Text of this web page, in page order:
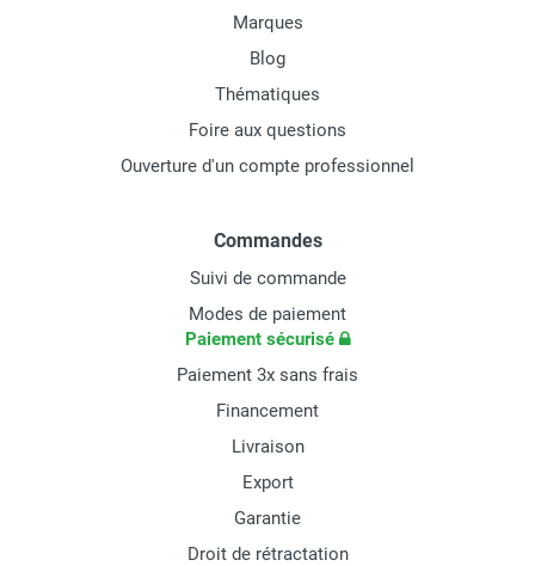
Marques
Blog
Thématiques
Foire aux questions
Ouverture d'un compte professionnel
Commandes
Suivi de commande
Modes de paiement
Paiement sécurisé
Paiement 3x sans frais
Financement
Livraison
Export
Garantie
Droit de rétractation